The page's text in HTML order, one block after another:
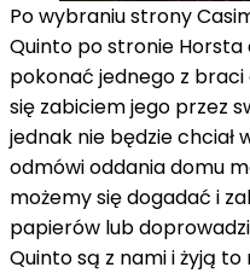
Po wybraniu strony
Quinto po stronie
pokonać jednego z
się zabiciem jego przez
jednak nie będzie chciał
odmówi oddania domu
możemy się dogadać i
papierów lub
Quinto są z nami i żyją